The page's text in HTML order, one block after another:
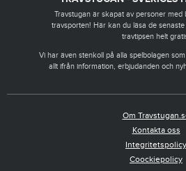
Travstugan är skapat av personer med
travsporten! Här kan du läsa de
travtipsen helt
Vi har även stenkoll på alla spelbolagen
allt ifrån information, erbjudanden och
Om
Kontakta oss
Integritetspolicy
Coockiepolicy